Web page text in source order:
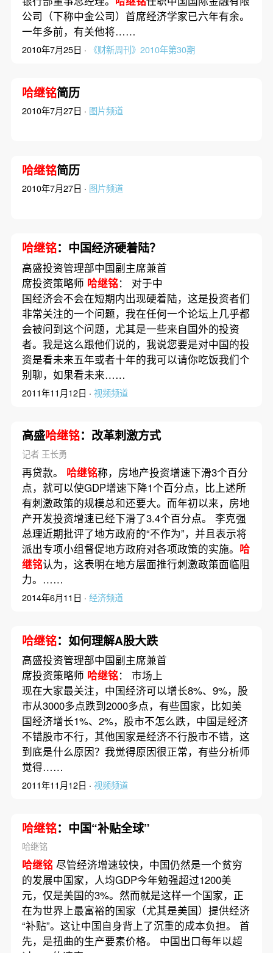
公司（下称中金公司）首席经济学家已六年有余。
一年多前，有关他将……
2010年7月25日 · 《财新周刊》2010年第30期
哈继铭简历
2010年7月27日 · 图片频道
哈继铭简历
2010年7月27日 · 图片频道
哈继铭：中国经济硬着陆？
高盛投资管理部中国副主席兼首
席投资策略师 哈继铭： 对于中
国经济会不会在短期内出现硬着陆，这是投资者们
非常关注的一个问题，我在任何一个论坛上几乎都
会被问到这个问题，尤其是一些来自国外的投资
者。我是这么跟他们说的，我说您要是对中国的投
资是看未来五年或者十年的我可以请你吃饭我们个
别聊，如果看未来……
2011年11月12日 · 视频频道
高盛哈继铭：改革刺激方式
记者 王长勇
再贷款。 哈继铭称，房地产投资增速下滑3个百分
点，就可以使GDP增速下降1个百分点，比上述所
有刺激政策的规模总和还要大。而年初以来，房地
产开发投资增速已经下滑了3.4个百分点。 李克强
总理近期批评了地方政府的“不作为”，并且表示将
派出专项小组督促地方政府对各项政策的实施。 哈
继铭认为，这表明在地方层面推行刺激政策面临阻
力。……
2014年6月11日 · 经济频道
哈继铭：如何理解A股大跌
高盛投资管理部中国副主席兼首
席投资策略师 哈继铭： 市场上
现在大家最关注，中国经济可以增长8%、9%，股
市从3000多点跌到2000多点，有些国家，比如美
国经济增长1%、2%，股市不怎么跌，中国是经济
不错股市不行，其他国家是经济不行股市不错，这
到底是什么原因？我觉得原因很正常，有些分析师
觉得……
2011年11月12日 · 视频频道
哈继铭：中国“补贴全球”
哈继铭
哈继铭 尽管经济增速较快，中国仍然是一个贫穷
的发展中国家，人均GDP今年勉强超过1200美
元，仅是美国的3%。然而就是这样一个国家，正
在为世界上最富裕的国家（尤其是美国）提供经济
“补贴”。这让中国自身背上了沉重的成本负担。 首
先，是扭曲的生产要素价格。 中国出口每年以超